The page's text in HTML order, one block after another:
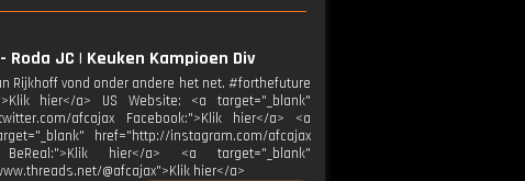
JC | Keuken Kampioen Div
Rijkhoff vond onder andere het net. #forthefuture
hier</a> US Website: <a target="_blank"
afcajax Facebook:">Klik hier</a> <a
href="http://instagram.com/afcajax
hier</a> <a target="_blank"
@afcajax">Klik hier</a>